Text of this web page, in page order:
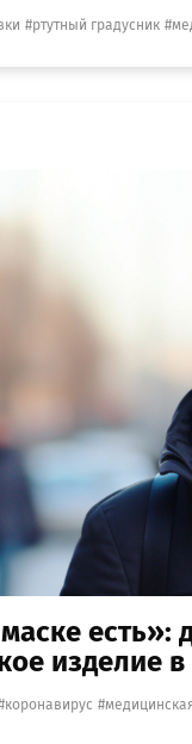
ртутный градусник
есть»:
изделие в
коронавирус